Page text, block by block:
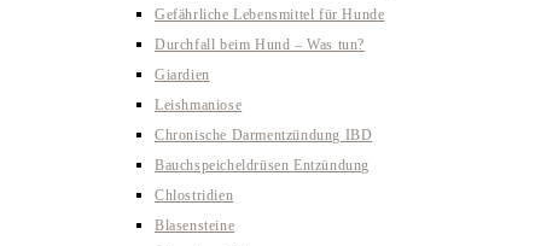
Gefährliche Lebensmittel für Hunde
Durchfall beim Hund – Was tun?
Giardien
Leishmaniose
Chronische Darmentzündung IBD
Bauchspeicheldrüsen Entzündung
Chlostridien
Blasensteine